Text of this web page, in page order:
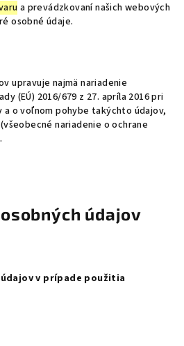
a prevádzkovaní našich webových
osobné údaje.
upravuje najmä nariadenie
(EÚ) 2016/679 z 27. apríla 2016 pri
a o voľnom pohybe takýchto údajov,
nariadenie o ochrane
údajov
v prípade použitia